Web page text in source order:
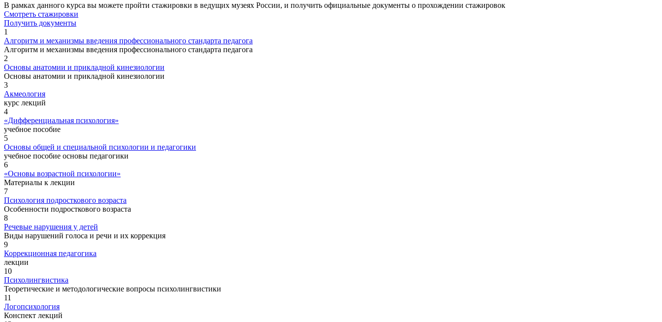
В рамках данного курса вы можете пройти стажировки в ведущих музеях России, и получить официальные документы о прохождении стажировок
Смотреть стажировки
Получить документы
1
Алгоритм и механизмы введения профессионального стандарта педагога
Алгоритм и механизмы введения профессионального стандарта педагога
2
Основы анатомии и прикладной кинезиологии
Основы анатомии и прикладной кинезиологии
3
Акмеология
курс лекций
4
«Дифференциальная психология»
учебное пособие
5
Основы общей и специальной психологии и педагогики
учебное пособие основы педагогики
6
«Основы возрастной психологии»
Материалы к лекции
7
Психология подросткового возраста
Особенности подросткового возраста
8
Речевые нарушения у детей
Виды нарушений голоса и речи и их коррекция
9
Коррекционная педагогика
лекции
10
Психолингвистика
Теоретические и методологические вопросы психолингвистики
11
Логопсихология
Конспект лекций